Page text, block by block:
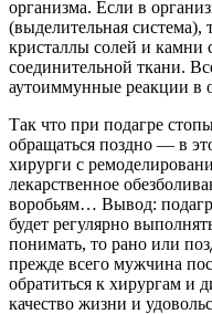
организма. Если в
(выделительная система),
кристаллы солей и
соединительной ткани.
аутоиммунные реакции в
Так что при подагре
обращаться поздно — в
хирурги с
лекарственное
воробьям… Вывод:
будет регулярно
понимать, то рано или
прежде всего мужчина
обратиться к хирургам и
качество жизни и